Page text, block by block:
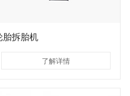
胎拆胎机
了解详情